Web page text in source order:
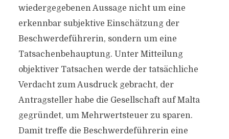
wiedergegebenen Aussage nicht um eine
erkennbar subjektive Einschätzung der
Beschwerdeführerin, sondern um eine
Tatsachenbehauptung. Unter Mitteilung
objektiver Tatsachen werde der tatsächliche
Verdacht zum Ausdruck gebracht, der
Antragsteller habe die Gesellschaft auf Malta
gegründet, um Mehrwertsteuer zu sparen.
Damit treffe die Beschwerdeführerin eine